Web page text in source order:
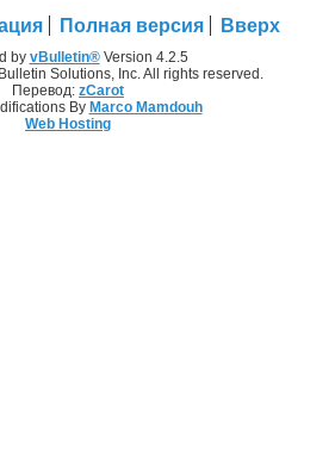
Полная версия Вверх
by vBulletin®Version 4.2.5
Solutions, Inc. All rights reserved.
Перевод: zCarot
By Marco Mamdouh
Web Hosting